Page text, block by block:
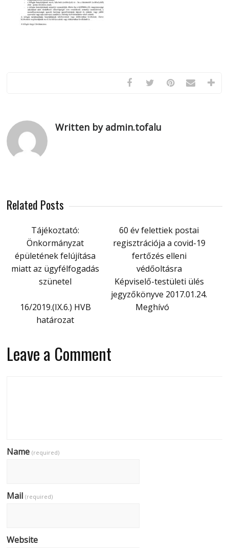
Written by admin.tofalu
Related Posts
Tájékoztató:
Önkormányzat
épületének felújítása
miatt az ügyfélfogadás
szünetel
60 év felettiek postai
regisztrációja a covid-19
fertőzés elleni
védőoltásra
Képviselő-testületi ülés
jegyzőkönyve 2017.01.24.
16/2019.(IX.6.) HVB
határozat
Meghívó
Leave a Comment
Name(required)
Mail(required)
Website